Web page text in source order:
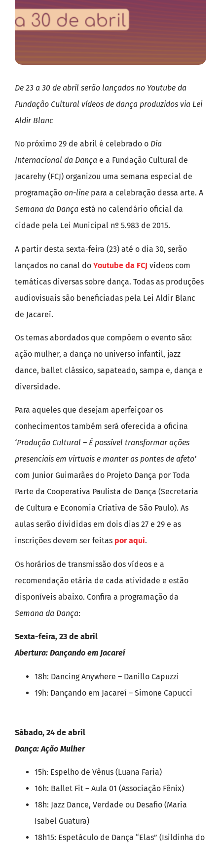
De 23 a 30 de abril serão lançados no Youtube da
Fundação Cultural vídeos de dança produzidos via Lei
Aldir Blanc
No próximo 29 de abril é celebrado o Dia
Internacional da Dança e a Fundação Cultural de
Jacarehy (FCJ) organizou uma semana especial de
programação on-line para a celebração dessa arte. A
Semana da Dança está no calendário oficial da
cidade pela Lei Municipal nº 5.983 de 2015.
A partir desta sexta-feira (23) até o dia 30, serão
lançados no canal do Youtube da FCJ vídeos com
temáticas diversas sobre dança. Todas as produções
audiovisuais são beneficiadas pela Lei Aldir Blanc
de Jacareí.
Os temas abordados que compõem o evento são:
ação mulher, a dança no universo infantil, jazz
dance, ballet clássico, sapateado, sampa e, dança e
diversidade.
Para aqueles que desejam aperfeiçoar os
conhecimentos também será oferecida a oficina
‘Produção Cultural – É possível transformar ações
presenciais em virtuais e manter as pontes de afeto’
com Junior Guimarães do Projeto Dança por Toda
Parte da Cooperativa Paulista de Dança (Secretaria
de Cultura e Economia Criativa de São Paulo). As
aulas serão divididas em dois dias 27 e 29 e as
inscrições devem ser feitas por aqui.
Os horários de transmissão dos vídeos e a
recomendação etária de cada atividade e estão
disponíveis abaixo. Confira a programação da
Semana da Dança:
Sexta-feira, 23 de abril
Abertura: Dançando em Jacareí
18h: Dancing Anywhere – Danillo Capuzzi
19h: Dançando em Jacareí – Simone Capucci
Sábado, 24 de abril
Dança: Ação Mulher
15h: Espelho de Vênus (Luana Faria)
16h: Ballet Fit – Aula 01 (Associação Fênix)
18h: Jazz Dance, Verdade ou Desafio (Maria
Isabel Guatura)
18h15: Espetáculo de Dança “Elas” (Isildinha do